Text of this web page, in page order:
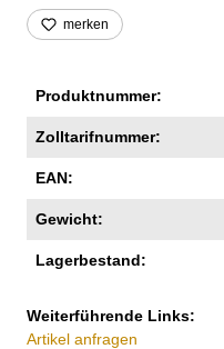
merken
Produktnummer:
Zolltarifnummer:
EAN:
Gewicht:
Lagerbestand:
Weiterführende Links:
Artikel anfragen